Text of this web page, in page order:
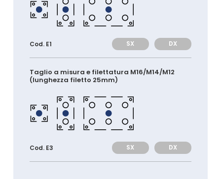
Cod. E1 SX DX
Taglio a misura e filettatura M16/M14/M12
(lunghezza filetto 25mm)
Cod. E3 SX DX